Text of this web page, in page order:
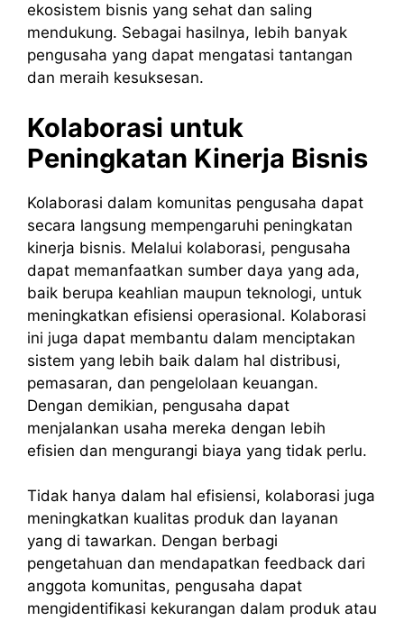
ekosistem bisnis yang sehat dan saling
mendukung. Sebagai hasilnya, lebih banyak
pengusaha yang dapat mengatasi tantangan
dan meraih kesuksesan.
Kolaborasi untuk
Peningkatan Kinerja Bisnis
Kolaborasi dalam komunitas pengusaha dapat
secara langsung mempengaruhi peningkatan
kinerja bisnis. Melalui kolaborasi, pengusaha
dapat memanfaatkan sumber daya yang ada,
baik berupa keahlian maupun teknologi, untuk
meningkatkan efisiensi operasional. Kolaborasi
ini juga dapat membantu dalam menciptakan
sistem yang lebih baik dalam hal distribusi,
pemasaran, dan pengelolaan keuangan.
Dengan demikian, pengusaha dapat
menjalankan usaha mereka dengan lebih
efisien dan mengurangi biaya yang tidak perlu.
Tidak hanya dalam hal efisiensi, kolaborasi juga
meningkatkan kualitas produk dan layanan
yang di tawarkan. Dengan berbagi
pengetahuan dan mendapatkan feedback dari
anggota komunitas, pengusaha dapat
mengidentifikasi kekurangan dalam produk atau